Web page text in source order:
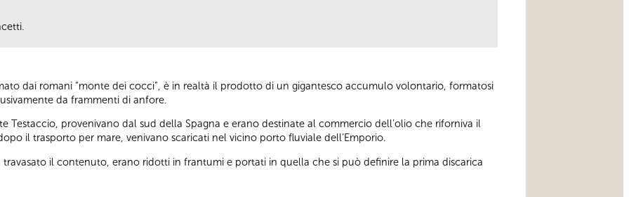
dai romani “monte dei cocci”, è in realtà il prodotto di un gigantesco accumulo volontario, formatosi
da frammenti di anfore.
Testaccio, provenivano dal sud della Spagna e erano destinate al commercio dell’olio che riforniva il
il trasporto per mare, venivano scaricati nel vicino porto fluviale dell’Emporio.
travasato il contenuto, erano ridotti in frantumi e portati in quella che si può definire la prima discarica